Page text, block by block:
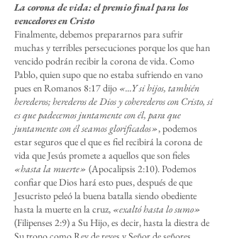
La corona de vida: el premio final para los
vencedores en Cristo
Finalmente, debemos prepararnos para sufrir
muchas y terribles persecuciones porque los que han
vencido podrán recibir la corona de vida. Como
Pablo, quien supo que no estaba sufriendo en vano
pues en Romanos 8:17 dijo «...Y si hijos, también
herederos; herederos de Dios y coherederos con Cristo, si
es que padecemos juntamente con él, para que
juntamente con él seamos glorificados», podemos
estar seguros que el que es fiel recibirá la corona de
vida que Jesús promete a aquellos que son fieles
«hasta la muerte» (Apocalipsis 2:10). Podemos
confiar que Dios hará esto pues, después de que
Jesucristo peleó la buena batalla siendo obediente
hasta la muerte en la cruz, «exaltó hasta lo sumo»
(Filipenses 2:9) a Su Hijo, es decir, hasta la diestra de
Su trono como Rey de reyes y Señor de señores.